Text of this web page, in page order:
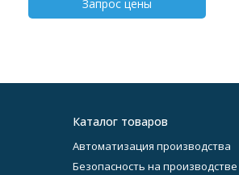
Каталог товаров
Автоматизация производства
Безопасность на производстве